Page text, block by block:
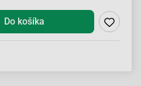
Do košíka